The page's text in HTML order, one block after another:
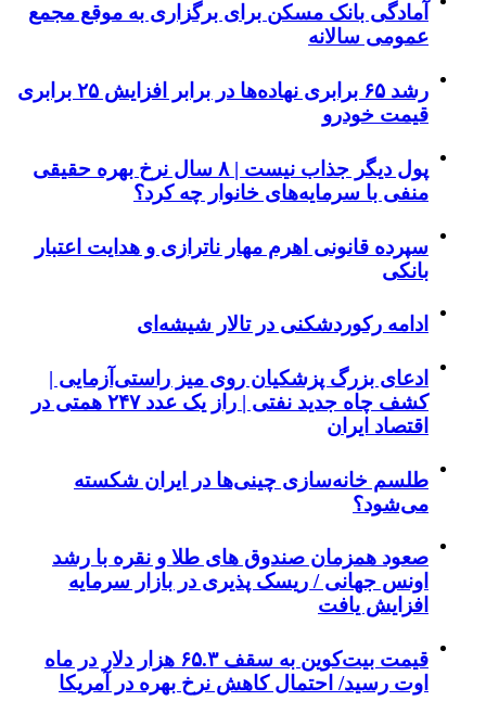
آمادگی بانک مسکن برای برگزاری به موقع مجمع
عمومی سالانه
رشد ۶۵ برابری نهاده‌ها در برابر افزایش ۲۵ برابری
قیمت خودرو
پول دیگر جذاب نیست | ۸ سال نرخ بهره حقیقی
منفی با سرمایه‌های خانوار چه کرد؟
سپرده قانونی اهرم مهار ناترازی و هدایت اعتبار
بانکی
ادامه رکوردشکنی در تالار شیشه‌ای
ادعای بزرگ پزشکیان روی میز راستی‌آزمایی |
کشف چاه جدید نفتی | راز یک عدد ۲۴۷ همتی در
اقتصاد ایران
طلسم خانه‌سازی چینی‌ها در ایران شکسته
می‌شود؟
صعود همزمان صندوق های طلا و نقره با رشد
اونس جهانی / ریسک پذیری در بازار سرمایه
افزایش یافت
قیمت بیت‌کوین به سقف ۶۵.۳ هزار دلار در ماه
اوت رسید/ احتمال کاهش نرخ بهره در آمریکا